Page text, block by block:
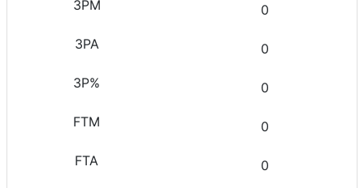
0
0
0
0
0